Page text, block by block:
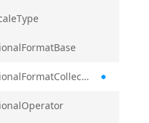
ig.excel.ConditionalFormatCollection